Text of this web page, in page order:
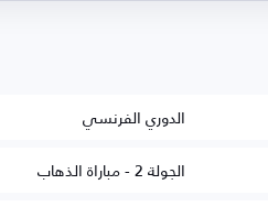
الدوري الفرنسي
الجولة 2 - مباراة الذهاب